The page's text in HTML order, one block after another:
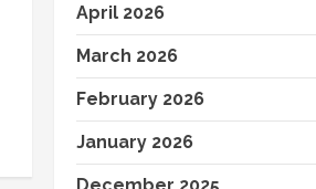
April 2026
March 2026
February 2026
January 2026